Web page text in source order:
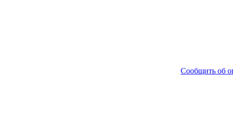
Сообщить об